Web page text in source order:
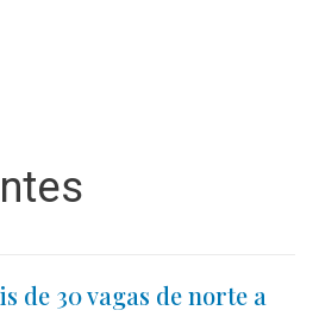
de 30 vagas de norte a